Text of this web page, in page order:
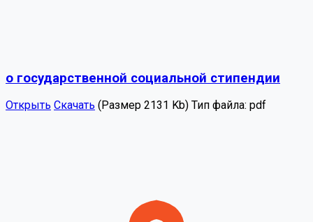
о государственной социальной стипендии
Открыть Скачать (Размер 2131 Kb) Тип файла: pdf